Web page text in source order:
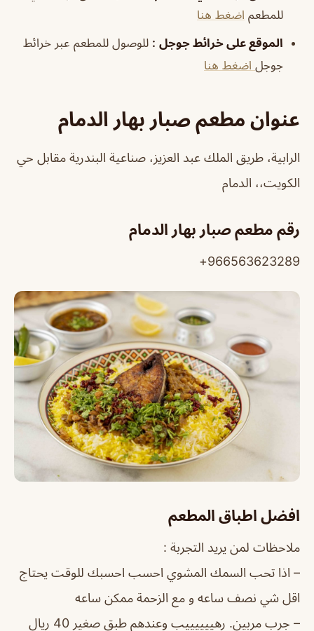
للمطعم اضغط هنا
الموقع على خرائط جوجل : للوصول للمطعم عبر خرائط
جوجل اضغط هنا
عنوان مطعم صبار بهار الدمام
الرابية، طريق الملك عبد العزيز، صناعية البندرية مقابل حي
الكويت،، الدمام
رقم مطعم صبار بهار الدمام
966563623289+
افضل اطباق المطعم
ملاحظات لمن يريد التجربة :
– اذا تحب السمك المشوي احسب احسبك للوقت يحتاج
اقل شي نصف ساعه و مع الزحمة ممكن ساعه
– جرب مربين. رهييييييب وعندهم طبق صغير 40 ريال